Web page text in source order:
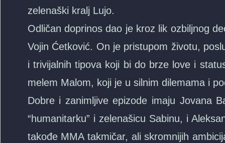
zelenaški kralj Lujo.
Odličan doprinos dao je kroz lik ozbiljnog
Vojin Ćetković. On je pristupom životu,
i trivijalnih tipova koji bi do brze love i
melem Malom, koji je u silnim dilemama i
Dobre i zanimljive epizode imaju Jovana
“humanitarku” i zelenašicu Sabinu, i
takođe MMA takmičar, ali skromnijih